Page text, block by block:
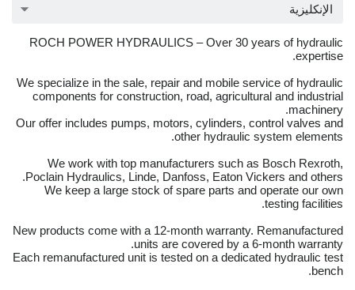
الإنكليزية
ROCH POWER HYDRAULICS – Over 30 years of hydraulic
expertise.
We specialize in the sale, repair and mobile service of hydraulic
components for construction, road, agricultural and industrial
machinery.
Our offer includes pumps, motors, cylinders, control valves and
other hydraulic system elements.
We work with top manufacturers such as Bosch Rexroth,
Poclain Hydraulics, Linde, Danfoss, Eaton Vickers and others.
We keep a large stock of spare parts and operate our own
testing facilities.
New products come with a 12-month warranty. Remanufactured
units are covered by a 6-month warranty.
Each remanufactured unit is tested on a dedicated hydraulic test
bench.